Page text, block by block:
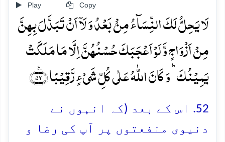
Play Copy
لَا یَحِلُّ لَکَ النِّسَآءُ مِنۡۢ بَعۡدُ وَ لَاۤ اَنۡ تَبَدَّلَ بِہِنَّ
مِنۡ اَزۡوَاجٍ وَّ لَوۡ اَعۡجَبَکَ حُسۡنُہُنَّ اِلَّا مَا مَلَکَتۡ
یَمِیۡنُکَ ؕ وَ کَانَ اللّٰہُ عَلٰی کُلِّ شَیۡءٍ رَّقِیۡبًا ﴿٪۵۲﴾
52. اس کے بعد (کہ انہوں نے
دنیوی منفعتوں پر آپ کی رضا و